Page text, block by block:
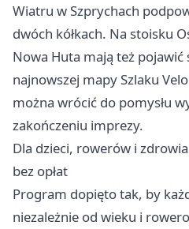
Wiatru w Szprychach
dwóch kółkach. Na stoisku
Nowa Huta mają też pojawić
najnowszej mapy Szlaku
można wrócić do pomysłu
zakończeniu imprezy.
Dla dzieci, rowerów i
bez opłat
Program dopięto tak, by
niezależnie od wieku i